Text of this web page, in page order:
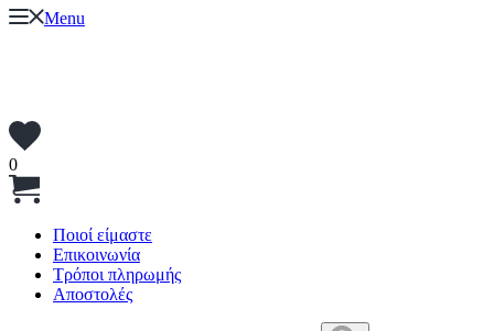
Menu
0
Ποιοί είμαστε
Επικοινωνία
Τρόποι πληρωμής
Αποστολές